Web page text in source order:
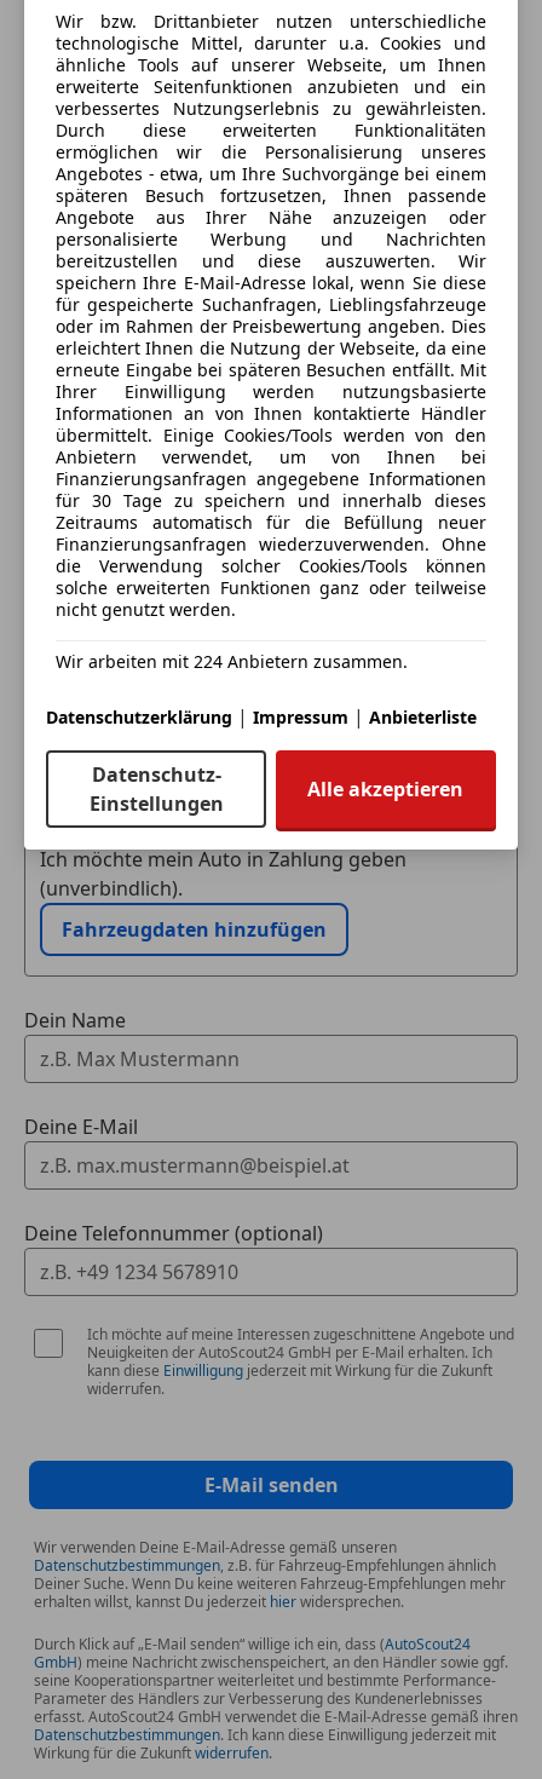
Bauteilegarantiepaket mit 100%iger
Schadensabdeckung gegen geringen Aufpreis
buchbar.
Sternebewertung 5 von 5
5Sterne
(100% Weiterempfehlungen)
Anbieter auf AutoScout24 seit 2025
Verkauf
Geöffnet
Schließt um 18:00
Hofstätten 221
8200 Gleisdorf - Hofstätten, AT
Kontakt
Herbert Seidl
Anbieter kontaktieren
Deine Nachricht
Eintauschwagen: Kaufen und verkaufen in nur einem
Ich möchte mein Auto in Zahlung geben
(unverbindlich).
Fahrzeugdaten hinzufügen
Dein Name
Deine E-Mail
Deine Telefonnummer (optional)
Ich möchte auf meine Interessen zugeschnittene Angebote und
Neuigkeiten der AutoScout24 GmbH per E-Mail erhalten. Ich
kann diese Einwilligung jederzeit mit Wirkung für die Zukunft
widerrufen.
E-Mail senden
Wir verwenden Deine E-Mail-Adresse gemäß unseren
Datenschutzbestimmungen, z.B. für Fahrzeug-Empfehlungen ähnlich
Deiner Suche. Wenn Du keine weiteren Fahrzeug-Empfehlungen mehr
erhalten willst, kannst Du jederzeit hierwidersprechen.
Durch Klick auf „E-Mail senden“ willige ich ein, dass (AutoScout24
GmbH) meine Nachricht zwischenspeichert, an den Händler sowie ggf.
seine Kooperationspartner weiterleitet und bestimmte Performance-
Parameter des Händlers zur Verbesserung des Kundenerlebnisses
erfasst. AutoScout24 GmbH verwendet die E-Mail-Adresse gemäß ihren
Datenschutzbestimmungen. Ich kann diese Einwilligung jederzeit mit
Wirkung für die Zukunftwiderrufen.
Wir bzw. Drittanbieter nutzen unterschiedliche
technologische Mittel, darunter u.a. Cookies und
ähnliche Tools auf unserer Webseite, um Ihnen
erweiterte Seitenfunktionen anzubieten und ein
verbessertes Nutzungserlebnis zu gewährleisten.
Durch diese erweiterten Funktionalitäten
ermöglichen wir die Personalisierung unseres
Angebotes - etwa, um Ihre Suchvorgänge bei einem
späteren Besuch fortzusetzen, Ihnen passende
Angebote aus Ihrer Nähe anzuzeigen oder
personalisierte Werbung und Nachrichten
bereitzustellen und diese auszuwerten. Wir
speichern Ihre E-Mail-Adresse lokal, wenn Sie diese
für gespeicherte Suchanfragen, Lieblingsfahrzeuge
oder im Rahmen der Preisbewertung angeben. Dies
erleichtert Ihnen die Nutzung der Webseite, da eine
erneute Eingabe bei späteren Besuchen entfällt. Mit
Ihrer Einwilligung werden nutzungsbasierte
Informationen an von Ihnen kontaktierte Händler
übermittelt. Einige Cookies/Tools werden von den
Anbietern verwendet, um von Ihnen bei
Finanzierungsanfragen angegebene Informationen
für 30 Tage zu speichern und innerhalb dieses
Zeitraums automatisch für die Befüllung neuer
Finanzierungsanfragen wiederzuverwenden. Ohne
die Verwendung solcher Cookies/Tools können
solche erweiterten Funktionen ganz oder teilweise
nicht genutzt werden.
Wir arbeiten mit 224 Anbietern zusammen.
Datenschutzerklärung | Impressum | Anbieterliste
Datenschutz-
Einstellungen
Alle akzeptieren